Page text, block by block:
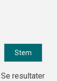
Se resultater